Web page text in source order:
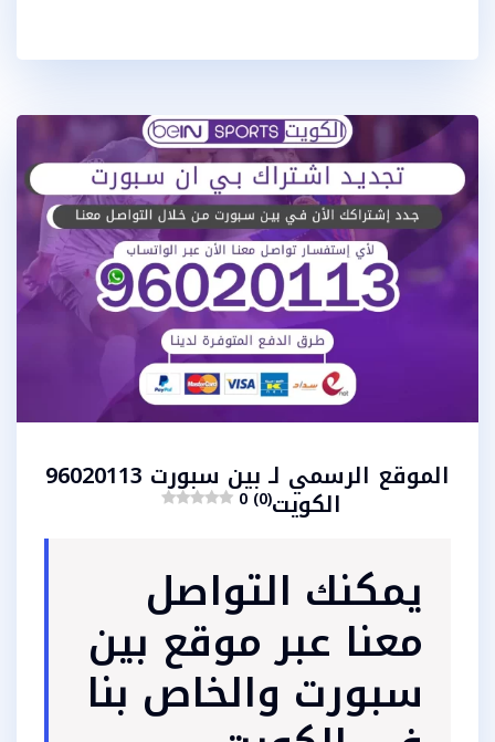
الموقع الرسمي لـ بين سبورت 96020113
الكويت0 (0)
يمكنك التواصل
معنا عبر موقع بين
سبورت والخاص بنا